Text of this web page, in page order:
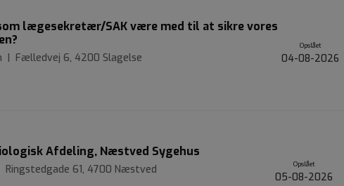
lægesekretær/SAK være med til at sikre vores
| Fælledvej 6, 4200 Slagelse
Opslået
04-08-2026
Afdeling, Næstved Sygehus
61, 4700 Næstved
Opslået
05-08-2026